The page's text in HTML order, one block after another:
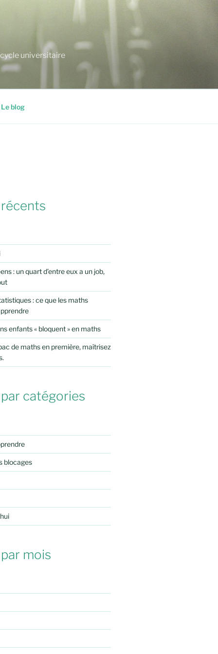
universitaire
Le blog
: un quart d’entre eux a un job,
: ce que les maths
enfants « bloquent » en maths
de maths en première, maîtrisez
catégories
blocages
mois